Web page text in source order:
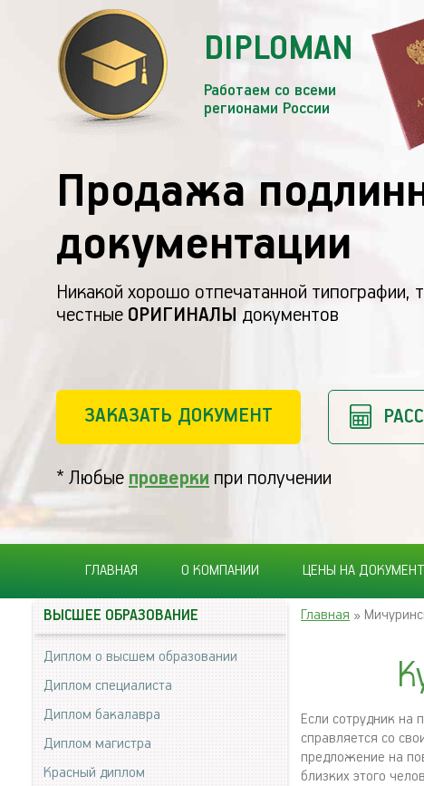
DIPLOMAN
Работаем со всеми
регионами России
Продажа
документации
Никакой хорошо отпечатанной типографии,
честные ОРИГИНАЛЫ документов
ЗАКАЗАТЬ ДОКУМЕНТ
* Любые проверки при получении
ГЛАВНАЯ О КОМПАНИИ ЦЕНЫ НА
Главная »
Если сотрудник на
справляется со
предложение на
близких этого
ВЫСШЕЕ ОБРАЗОВАНИЕ
Диплом о высшем образовании
Диплом специалиста
Диплом бакалавра
Диплом магистра
Красный диплом